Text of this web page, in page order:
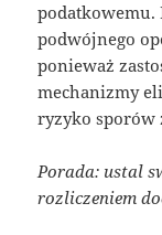
podatkowemu.
podwójnego
ponieważ
mechanizmy
ryzyko sporów
Porada: ustal
rozliczeniem